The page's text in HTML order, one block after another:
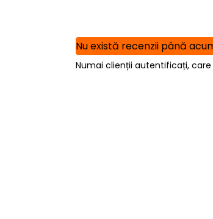
Nu există recenzii până
Numai clienții autentificați,